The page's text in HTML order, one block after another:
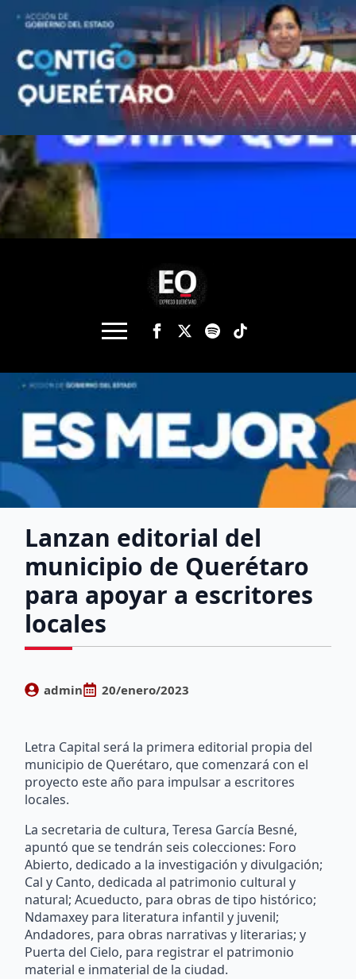
Lanzan editorial del
municipio de Querétaro
para apoyar a escritores
locales
admin 20/enero/2023
Letra Capital será la primera editorial propia del
municipio de Querétaro, que comenzará con el
proyecto este año para impulsar a escritores
locales.
La secretaria de cultura, Teresa García Besné,
apuntó que se tendrán seis colecciones: Foro
Abierto, dedicado a la investigación y divulgación;
Cal y Canto, dedicada al patrimonio cultural y
natural; Acueducto, para obras de tipo histórico;
Ndamaxey para literatura infantil y juvenil;
Andadores, para obras narrativas y literarias; y
Puerta del Cielo, para registrar el patrimonio
material e inmaterial de la ciudad.